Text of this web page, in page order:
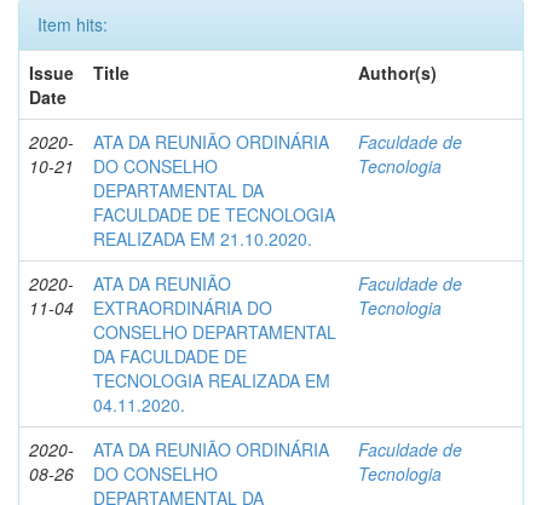
Item hits:
Issue
Date
Title Author(s)
2020-
10-21
ATA DA REUNIÃO ORDINÁRIA
DO CONSELHO
DEPARTAMENTAL DA
FACULDADE DE TECNOLOGIA
REALIZADA EM 21.10.2020.
Faculdade de
Tecnologia
2020-
11-04
ATA DA REUNIÃO
EXTRAORDINÁRIA DO
CONSELHO DEPARTAMENTAL
DA FACULDADE DE
TECNOLOGIA REALIZADA EM
04.11.2020.
Faculdade de
Tecnologia
2020-
08-26
ATA DA REUNIÃO ORDINÁRIA
DO CONSELHO
DEPARTAMENTAL DA
Faculdade de
Tecnologia